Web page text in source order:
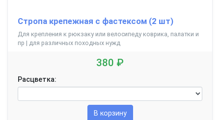
Стропа крепежная с фастексом (2 шт)
Для крепления к рюкзаку или велосипеду коврика, палатки и
пр | для различных походных нужд
380 ₽
Расцветка:
В корзину